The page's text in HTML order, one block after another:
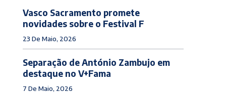
Vasco Sacramento promete
novidades sobre o Festival F
23 De Maio, 2026
Separação de António Zambujo em
destaque no V+Fama
7 De Maio, 2026